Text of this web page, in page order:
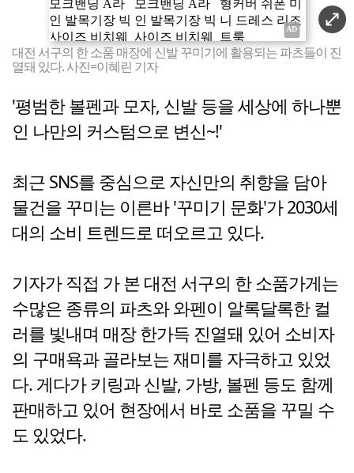
대전 서구의 한 소품 매장에 신발 꾸미기에 활용되는 파츠들이 진
열돼 있다. 사진=이혜린 기자
'평범한 볼펜과 모자, 신발 등을 세상에 하나뿐
인 나만의 커스텀으로 변신~!'
최근 SNS를 중심으로 자신만의 취향을 담아
물건을 꾸미는 이른바 '꾸미기 문화'가 2030세
대의 소비 트렌드로 떠오르고 있다.
기자가 직접 가 본 대전 서구의 한 소품가게는
수많은 종류의 파츠와 와펜이 알록달록한 컬
러를 빛내며 매장 한가득 진열돼 있어 소비자
의 구매욕과 골라보는 재미를 자극하고 있었
다. 게다가 키링과 신발, 가방, 볼펜 등도 함께
판매하고 있어 현장에서 바로 소품을 꾸밀 수
도 있었다.